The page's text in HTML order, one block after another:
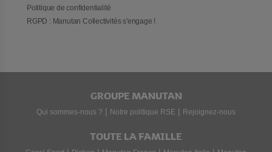
Politique de confidentialité
RGPD : Manutan Collectivités s'engage !
GROUPE MANUTAN
Qui sommes-nous ? | Notre politique RSE | Rejoignez-nous
TOUTE LA FAMILLE